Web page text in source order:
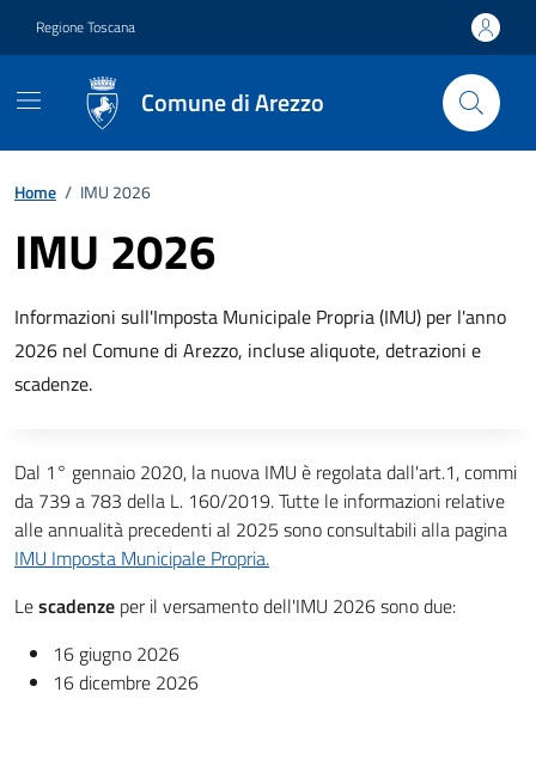
Regione Toscana
Comune di Arezzo
Home / IMU 2026
IMU 2026
Descrizione breve
Informazioni sull'Imposta Municipale Propria (IMU) per l'anno
2026 nel Comune di Arezzo, incluse aliquote, detrazioni e
scadenze.
Descrizione completa
Dal 1° gennaio 2020, la nuova IMU è regolata dall'art.1, commi
da 739 a 783 della L. 160/2019. Tutte le informazioni relative
alle annualità precedenti al 2025 sono consultabili alla pagina
IMU Imposta Municipale Propria.
Lescadenze per il versamento dell'IMU 2026 sono due:
16 giugno 2026
16 dicembre 2026